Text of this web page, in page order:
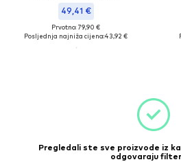
49,41 €
Prvotno: 79,90 €
Posljednja najniža cijena:43,92 €
Pregledali ste sve proizvode iz
odgovaraju